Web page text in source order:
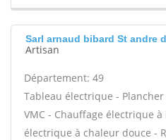
Sarl arnaud bibard St andre
Artisan
Département: 49
Tableau électrique -
VMC - Chauffage électrique
électrique à chaleur douce -